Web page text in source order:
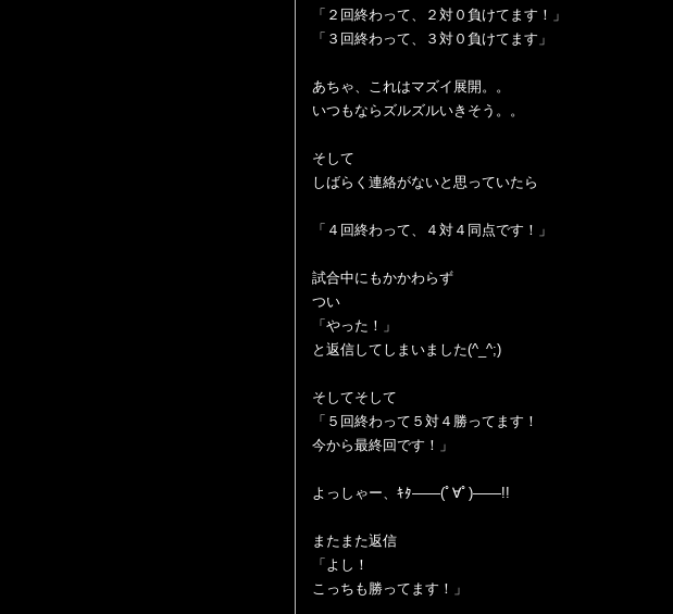
「２回終わって、２対０負けてます！」
「３回終わって、３対０負けてます」
あちゃ、これはマズイ展開。。
いつもならズルズルいきそう。。
そして
しばらく連絡がないと思っていたら
「４回終わって、４対４同点です！」
試合中にもかかわらず
つい
「やった！」
と返信してしまいました(^_^;)
そしてそして
「５回終わって５対４勝ってます！
今から最終回です！」
よっしゃー、ｷﾀ――(ﾟ∀ﾟ)――!!
またまた返信
「よし！
こっちも勝ってます！」